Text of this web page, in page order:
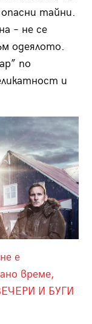
тайни.
– не се
одеялото.
по
и
е
време,
И БУГИ